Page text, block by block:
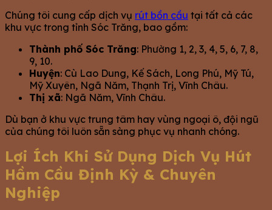
Chúng tôi cung cấp dịch vụ rút bồn cầu tại tất cả các
khu vực trong tỉnh Sóc Trăng, bao gồm:
Thành phố Sóc Trăng: Phường 1, 2, 3, 4, 5, 6, 7, 8,
9, 10.
Huyện: Cù Lao Dung, Kế Sách, Long Phú, Mỹ Tú,
Mỹ Xuyên, Ngã Năm, Thạnh Trị, Vĩnh Châu.
Thị xã: Ngã Năm, Vĩnh Châu.
Dù bạn ở khu vực trung tâm hay vùng ngoại ô, đội ngũ
của chúng tôi luôn sẵn sàng phục vụ nhanh chóng.
Lợi Ích Khi Sử Dụng Dịch Vụ Hút
Hầm Cầu Định Kỳ & Chuyên
Nghiệp